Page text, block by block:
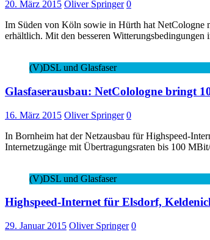
20. März 2015 Oliver Springer 0
Im Süden von Köln sowie in Hürth hat NetCologne
erhältlich. Mit den besseren Witterungsbedingungen
(V)DSL und Glasfaser
Glasfaserausbau: NetColologne bringt
16. März 2015 Oliver Springer 0
In Bornheim hat der Netzausbau für Highspeed-
Internetzugänge mit Übertragungsraten bis 100
(V)DSL und Glasfaser
Highspeed-Internet für Elsdorf,
29. Januar 2015 Oliver Springer 0